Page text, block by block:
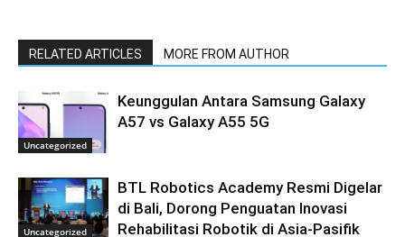
RELATED ARTICLES MORE FROM AUTHOR
Uncategorized
Keunggulan Antara Samsung Galaxy
A57 vs Galaxy A55 5G
Uncategorized
BTL Robotics Academy Resmi Digelar
di Bali, Dorong Penguatan Inovasi
Rehabilitasi Robotik di Asia-Pasifik